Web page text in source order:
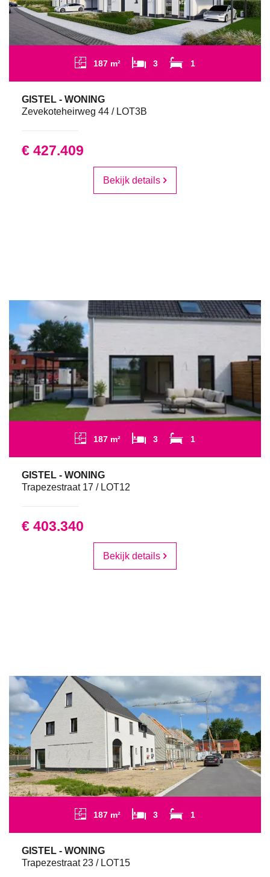
187 m² 3 1
GISTEL - WONING
Zevekoteheirweg 44 / LOT3B
€ 427.409
Bekijk details
187 m² 3 1
GISTEL - WONING
Trapezestraat 17 / LOT12
€ 403.340
Bekijk details
187 m² 3 1
GISTEL - WONING
Trapezestraat 23 / LOT15